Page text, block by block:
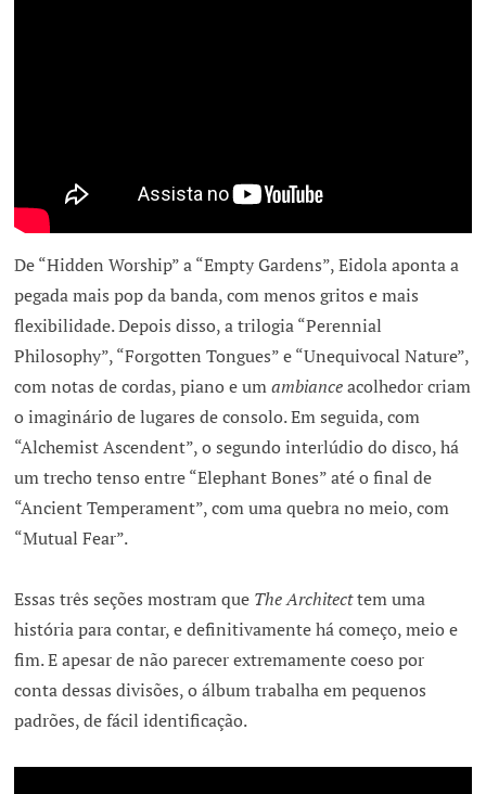
De “Hidden Worship” a “Empty Gardens”, Eidola aponta a
pegada mais pop da banda, com menos gritos e mais
flexibilidade. Depois disso, a trilogia “Perennial
Philosophy”, “Forgotten Tongues” e “Unequivocal Nature”,
com notas de cordas, piano e umambianceacolhedor criam
o imaginário de lugares de consolo. Em seguida, com
“Alchemist Ascendent”, o segundo interlúdio do disco, há
um trecho tenso entre “Elephant Bones” até o final de
“Ancient Temperament”, com uma quebra no meio, com
“Mutual Fear”.
Essas três seções mostram que The Architecttem uma
história para contar, e definitivamente há começo, meio e
fim. E apesar de não parecer extremamente coeso por
conta dessas divisões, o álbum trabalha em pequenos
padrões, de fácil identificação.